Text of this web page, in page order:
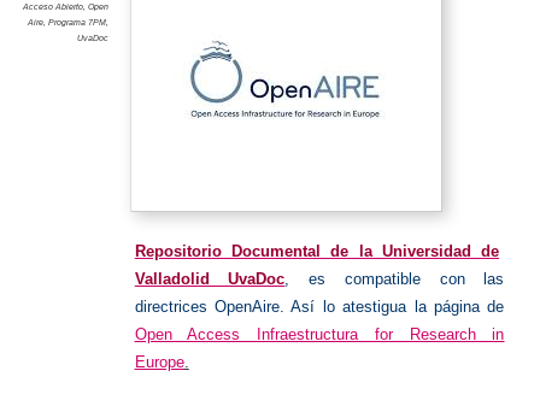
Acceso Abierto, Open
Aire, Programa 7PM,
UvaDoc
Repositorio Documental de la Universidad de
Valladolid UvaDoc , es compatible con las
directrices OpenAire. Así lo atestigua la página de
Open Access Infraestructura for Research in
Europe.